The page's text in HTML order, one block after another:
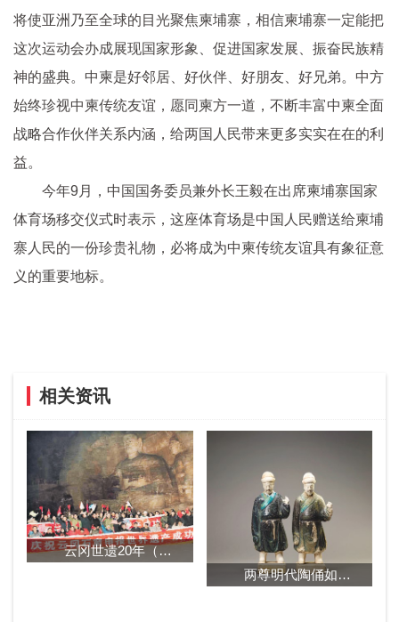
将使亚洲乃至全球的目光聚焦柬埔寨，相信柬埔寨一定能把
这次运动会办成展现国家形象、促进国家发展、振奋民族精
神的盛典。中柬是好邻居、好伙伴、好朋友、好兄弟。中方
始终珍视中柬传统友谊，愿同柬方一道，不断丰富中柬全面
战略合作伙伴关系内涵，给两国人民带来更多实实在在的利
益。
今年9月，中国国务委员兼外长王毅在出席柬埔寨国家
体育场移交仪式时表示，这座体育场是中国人民赠送给柬埔
寨人民的一份珍贵礼物，必将成为中柬传统友谊具有象征意
义的重要地标。
相关资讯
云冈世遗20年（延伸阅读）
两尊明代陶俑如愿回归
威震雪域高原的特战精兵